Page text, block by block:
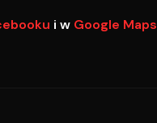
i w Google Maps